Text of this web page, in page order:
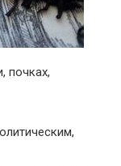
почках,